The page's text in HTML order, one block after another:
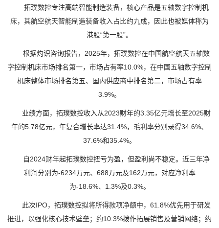
拓璞数控专注高端智能制造装备，核心产品是五轴数字控制机
床，其航空航天智能制造装备收入占比约九成，因此也被媒体称为
港股“第一股”。
根据灼识咨询报告，2025年，拓璞数控在中国航空航天五轴数
字控制机床市场排名第一，市场占有率10.0%，在中国五轴数字控制
机床整体市场排名第五、国内供应商中排名第二，市场占有率
3.9%。
业绩方面，拓璞数控收入从2023财年的3.35亿元增长至2025财
年的5.78亿元，年复合增长率达31.4%，毛利率分别录得34.6%、
37.6%和35.4%。
自2024财年起拓璞数控扭亏为盈，但盈利尚不稳定。近三年净
利润分别为-6234万元、688万元及162万元，对应净利率
为-18.6%、1.3%及0.3%。
此次IPO，拓璞数控拟将所得款项净额中，61.8%优先用于研发
推进，以强化核心技术壁垒；约10.3%拨作拓展销售及营销网络；约